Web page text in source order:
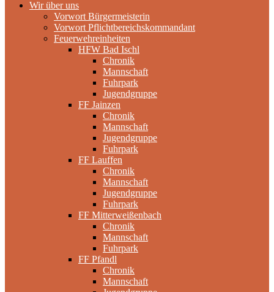
Wir über uns
Vorwort Bürgermeisterin
Vorwort Pflichtbereichskommandant
Feuerwehreinheiten
HFW Bad Ischl
Chronik
Mannschaft
Fuhrpark
Jugendgruppe
FF Jainzen
Chronik
Mannschaft
Jugendgruppe
Fuhrpark
FF Lauffen
Chronik
Mannschaft
Jugendgruppe
Fuhrpark
FF Mitterweißenbach
Chronik
Mannschaft
Fuhrpark
FF Pfandl
Chronik
Mannschaft